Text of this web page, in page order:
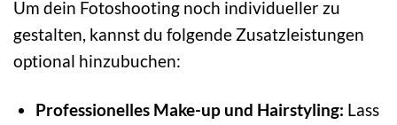
Um dein Fotoshooting noch individueller zu
gestalten, kannst du folgende Zusatzleistungen
optional hinzubuchen:
Professionelles Make-up und Hairstyling: Lass